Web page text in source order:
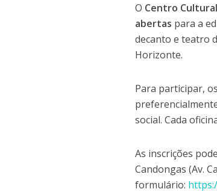
O Centro
abertas para a
decanto e teatro
Horizonte.
Para participar,
social. Cada
As inscrições
Candongas (Av.
formulário: